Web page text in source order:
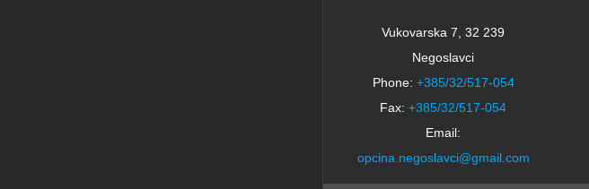
Vukovarska 7, 32 239
Negoslavci
Phone: +385/32/517-054
Fax: +385/32/517-054
Email:
opcina.negoslavci@gmail.com